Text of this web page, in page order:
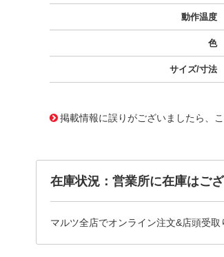
動作温度
色
サイズ/寸法
掲載情報に誤りがございましたら、
在庫状況：営業所に在庫はござ
マルツ全店でオンライン注文&店頭受取